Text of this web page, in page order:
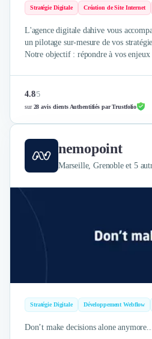
Stratégie Digitale Création de Site Internet
L'agence digitale dahive vous
un pilotage sur-mesure de vos
Notre objectif : répondre à vos enjeux
4.8/5
sur28 avis clients Authentifiés par Trustfolio
nemopoint
Marseille, Grenoble et 5
Stratégie Digitale Développement Webflow
Don’t make decisions alone